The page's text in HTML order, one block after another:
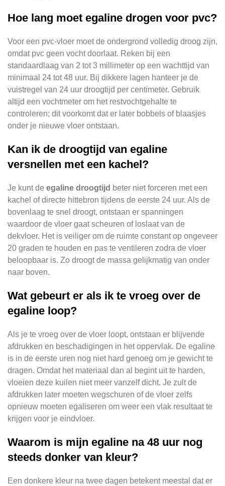
Hoe lang moet egaline drogen voor pvc?
Voor een pvc-vloer moet de ondergrond volledig droog zijn,
omdat pvc geen vocht doorlaat. Reken bij een
standaardlaag van 2 tot 3 millimeter op een wachttijd van
minimaal 24 tot 48 uur. Bij dikkere lagen hanteer je de
vuistregel van 24 uur droogtijd per centimeter. Gebruik
altijd een vochtmeter om het restvochtgehalte te
controleren; dit voorkomt dat er later bobbels of blaasjes
onder je nieuwe vloer ontstaan.
Kan ik de droogtijd van egaline
versnellen met een kachel?
Je kunt de egaline droogtijd beter niet forceren met een
kachel of directe hittebron tijdens de eerste 24 uur. Als de
bovenlaag te snel droogt, ontstaan er spanningen
waardoor de vloer gaat scheuren of loslaat van de
dekvloer. Het is veiliger om de ruimte constant op ongeveer
20 graden te houden en pas te ventileren zodra de vloer
beloopbaar is. Zo droogt de massa gelijkmatig van onder
naar boven.
Wat gebeurt er als ik te vroeg over de
egaline loop?
Als je te vroeg over de vloer loopt, ontstaan er blijvende
afdrukken en beschadigingen in het oppervlak. De egaline
is in de eerste uren nog niet hard genoeg om je gewicht te
dragen. Omdat het materiaal dan al begint uit te harden,
vloeien deze kuilen niet meer vanzelf dicht. Je zult de
afdrukken later moeten wegschuren of de vloer zelfs
opnieuw moeten egaliseren om weer een vlak resultaat te
krijgen voor je eindvloer.
Waarom is mijn egaline na 48 uur nog
steeds donker van kleur?
Een donkere kleur na twee dagen betekent meestal dat er